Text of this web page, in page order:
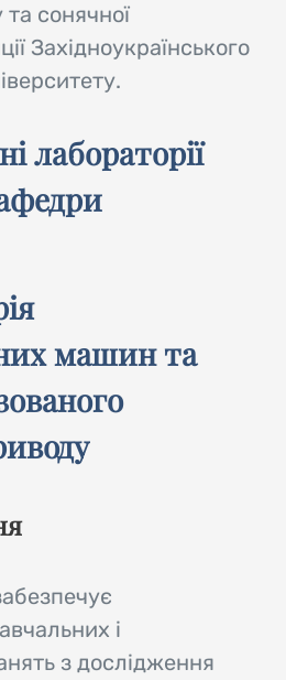
сонячної
Західноукраїнського
лабораторії
машин та
і
з дослідження